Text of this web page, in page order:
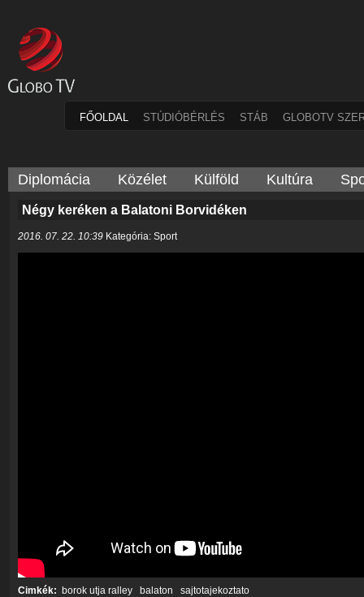
FŐOLDAL STÚDIÓBÉRLÉS STÁB GLOBOTV
Diplomácia Közélet Külföld Kultúra
Négy keréken a Balatoni Borvidéken
2016. 07. 22. 10:39 Kategória: Sport
Cimkék: borok utja ralley balaton sajtotajekoztato